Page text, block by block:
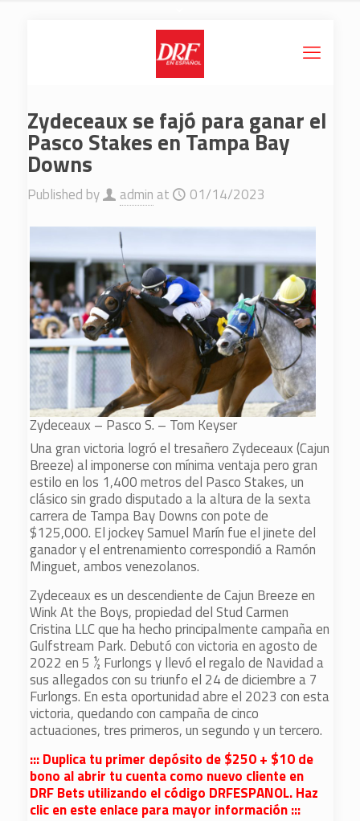
Zydeceaux se fajó para ganar el
Pasco Stakes en Tampa Bay
Downs
Published by admin at 01/14/2023
Zydeceaux – Pasco S. – Tom Keyser
Una gran victoria logró el tresañero Zydeceaux (Cajun
Breeze) al imponerse con mínima ventaja pero gran
estilo en los 1,400 metros del Pasco Stakes, un
clásico sin grado disputado a la altura de la sexta
carrera de Tampa Bay Downs con pote de
$125,000. El jockey Samuel Marín fue el jinete del
ganador y el entrenamiento correspondió a Ramón
Minguet, ambos venezolanos.
Zydeceaux es un descendiente de Cajun Breeze en
Wink At the Boys, propiedad del Stud Carmen
Cristina LLC que ha hecho principalmente campaña en
Gulfstream Park. Debutó con victoria en agosto de
2022 en 5 ½ Furlongs y llevó el regalo de Navidad a
sus allegados con su triunfo el 24 de diciembre a 7
Furlongs. En esta oportunidad abre el 2023 con esta
victoria, quedando con campaña de cinco
actuaciones, tres primeros, un segundo y un tercero.
::: Duplica tu primer depósito de $250 + $10 de
bono al abrir tu cuenta como nuevo cliente en
DRF Bets utilizando el código DRFESPANOL. Haz
clic en este enlace para mayor información :::